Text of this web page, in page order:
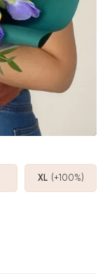
XL (+100%)